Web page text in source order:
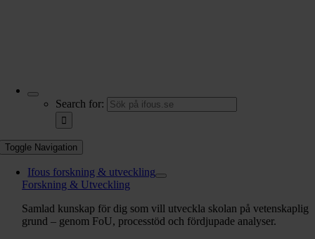
Search for:
Toggle Navigation
Ifous forskning & utveckling
Forskning & Utveckling
Samlad kunskap för dig som vill utveckla skolan på vetenskaplig
grund – genom FoU, processtöd och fördjupade analyser.